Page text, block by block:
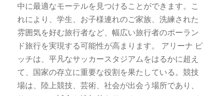
中に最適なモーテルを見つけることができます。こ
れにより、学生、お子様連れのご家族、洗練された
雰囲気を好む旅行者など、幅広い旅行者のポーラン
ド旅行を実現する可能性が高まります。 アリーナ ピ
ッチは、平凡なサッカースタジアムをはるかに超え
て、国家の存立に重要な役割を果たしている。競技
場は、陸上競技、芸術、社会が出会う場所であり、